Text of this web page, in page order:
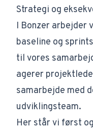
Strategi og
I Bonzer arbejder
baseline og
til vores
agerer
samarbejde med
udviklingsteam.
Her står vi først